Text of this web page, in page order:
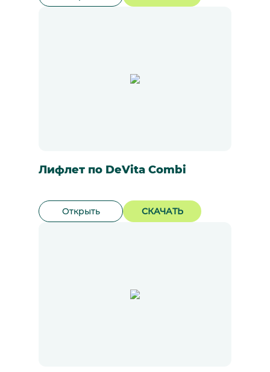
Лифлет по DeVita Combi
Открыть СКАЧАТЬ